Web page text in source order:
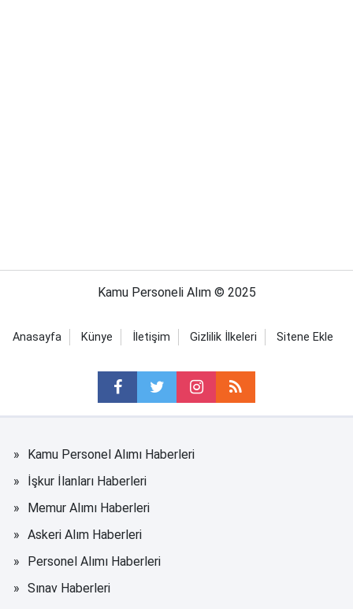
Kamu Personeli Alım © 2025
Anasayfa Künye İletişim Gizlilik İlkeleri Sitene Ekle
Kamu Personel Alımı Haberleri
İşkur İlanları Haberleri
Memur Alımı Haberleri
Askeri Alım Haberleri
Personel Alımı Haberleri
Sınav Haberleri